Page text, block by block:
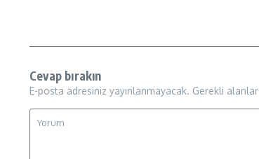
Cevap bırakın
E-posta adresiniz yayınlanmayacak. Gerekli alanlar